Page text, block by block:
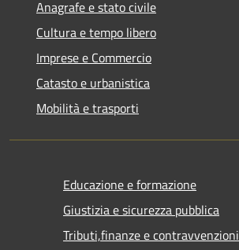
Anagrafe e stato civile
Cultura e tempo libero
Imprese e Commercio
Catasto e urbanistica
Mobilità e trasporti
Educazione e formazione
Giustizia e sicurezza pubblica
Tributi,finanze e contravvenzioni